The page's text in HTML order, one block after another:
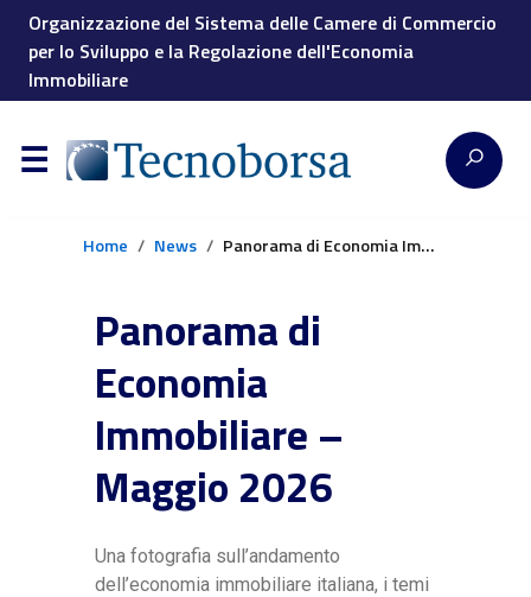
Organizzazione del Sistema delle Camere di Commercio
per lo Sviluppo e la Regolazione dell'Economia
Immobiliare
Home News Panorama di Economia Immobiliare – Maggio 2026
Panorama di
Economia
Immobiliare –
Maggio 2026
Una fotografia sull’andamento
dell’economia immobiliare italiana, i temi